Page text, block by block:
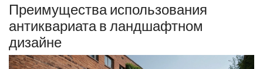
Преимущества использования
антиквариата в ландшафтном
дизайне